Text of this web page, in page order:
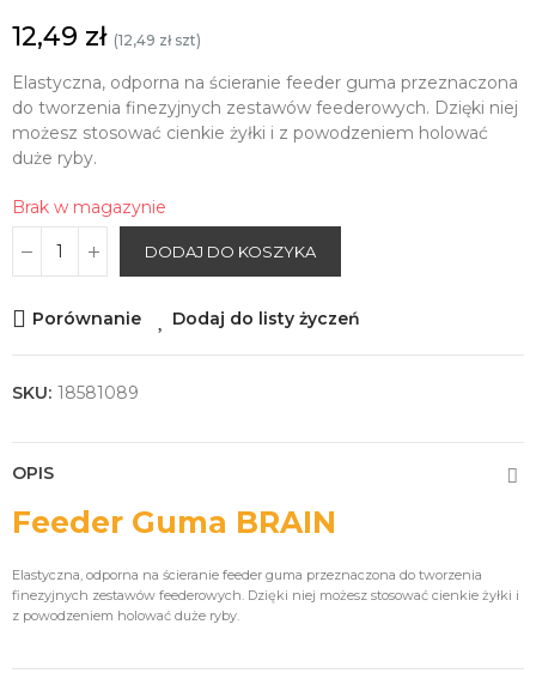
12,49 zł (12,49 zł szt)
Elastyczna, odporna na ścieranie feeder guma przeznaczona
do tworzenia finezyjnych zestawów feederowych. Dzięki niej
możesz stosować cienkie żyłki i z powodzeniem holować
duże ryby.
Brak w magazynie
DODAJ DO KOSZYKA
Porównanie Dodaj do listy życzeń
SKU: 18581089
OPIS
Feeder Guma BRAIN
Elastyczna, odporna na ścieranie feeder guma przeznaczona do tworzenia
finezyjnych zestawów feederowych. Dzięki niej możesz stosować cienkie żyłki i
z powodzeniem holować duże ryby.